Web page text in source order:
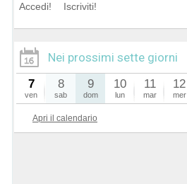
Accedi! Iscriviti!
Nei prossimi sette giorni
7
ven
8
sab
9
dom
10
lun
11
mar
12
mer
Apri il calendario